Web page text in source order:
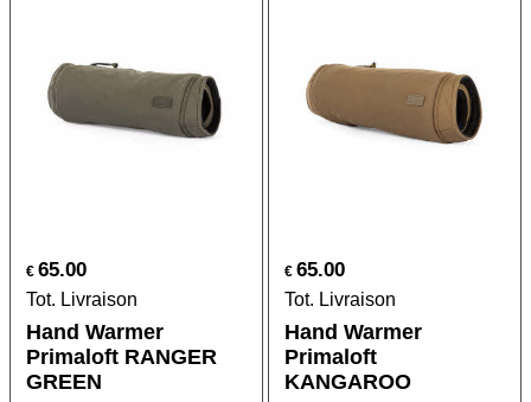
€ 65.00
Tot. Livraison
Hand Warmer
Primaloft RANGER
GREEN
€ 65.00
Tot. Livraison
Hand Warmer
Primaloft
KANGAROO